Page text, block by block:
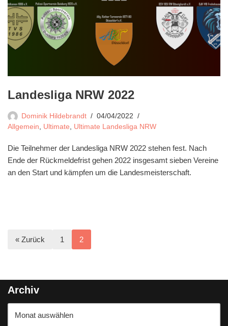
Landesliga NRW 2022
Dominik Hildebrandt
04/04/2022
Allgemein
Ultimate Ultimate Landesliga NRW
Die Teilnehmer der Landesliga NRW 2022 stehen fest. Nach
Ende der Rückmeldefrist gehen 2022 insgesamt sieben Vereine
an den Start und kämpfen um die Landesmeisterschaft.
« Zurück 1 2
Archiv